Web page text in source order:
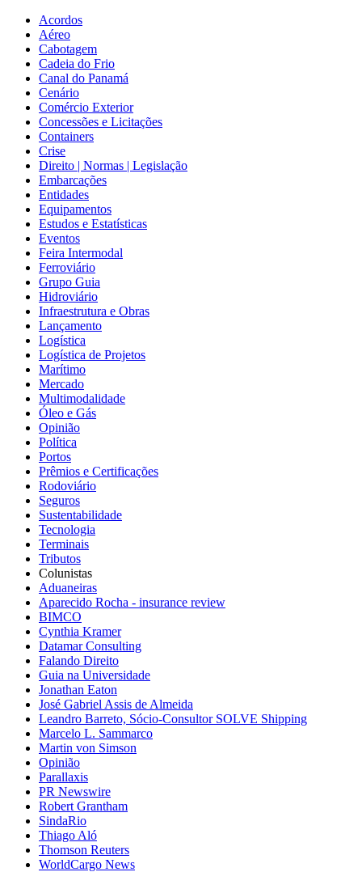
Acordos
Aéreo
Cabotagem
Cadeia do Frio
Canal do Panamá
Cenário
Comércio Exterior
Concessões e Licitações
Containers
Crise
Direito | Normas | Legislação
Embarcações
Entidades
Equipamentos
Estudos e Estatísticas
Eventos
Feira Intermodal
Ferroviário
Grupo Guia
Hidroviário
Infraestrutura e Obras
Lançamento
Logística
Logística de Projetos
Marítimo
Mercado
Multimodalidade
Óleo e Gás
Opinião
Política
Portos
Prêmios e Certificações
Rodoviário
Seguros
Sustentabilidade
Tecnologia
Terminais
Tributos
Colunistas
Aduaneiras
Aparecido Rocha - insurance review
BIMCO
Cynthia Kramer
Datamar Consulting
Falando Direito
Guia na Universidade
Jonathan Eaton
José Gabriel Assis de Almeida
Leandro Barreto, Sócio-Consultor SOLVE Shipping
Marcelo L. Sammarco
Martin von Simson
Opinião
Parallaxis
PR Newswire
Robert Grantham
SindaRio
Thiago Aló
Thomson Reuters
WorldCargo News